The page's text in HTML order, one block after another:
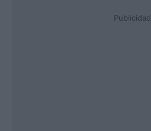
Publicidad